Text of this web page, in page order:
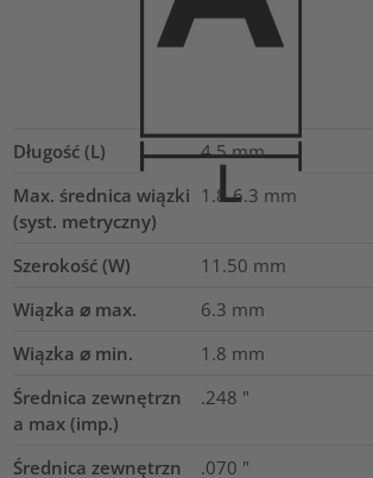
Długość (L) 4.5 mm
Max. średnica wiązki
(syst. metryczny)
1.8-6.3 mm
Szerokość (W) 11.50 mm
Wiązka ⌀ max.
6.3 mm
Wiązka ⌀ min.
1.8 mm
Średnica zewnętrzn
a max (imp.)
.248 "
Średnica zewnętrzn
.070 "